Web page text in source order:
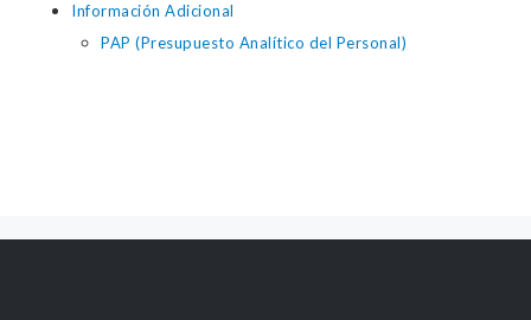
Información Adicional
PAP (Presupuesto Analítico del Personal)